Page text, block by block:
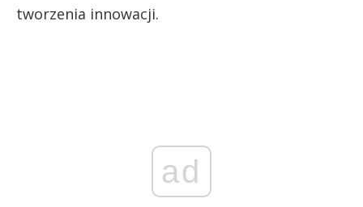
tworzenia innowacji.
ad